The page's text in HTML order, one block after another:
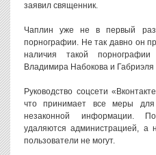
заявил священник.
Чаплин уже не в первый
порнографии. Не так давно он
наличия такой порнографии
Владимира Набокова и
Руководство соцсети
что принимает все меры
незаконной информации.
удаляются администрацией, а
пользователи не могут.